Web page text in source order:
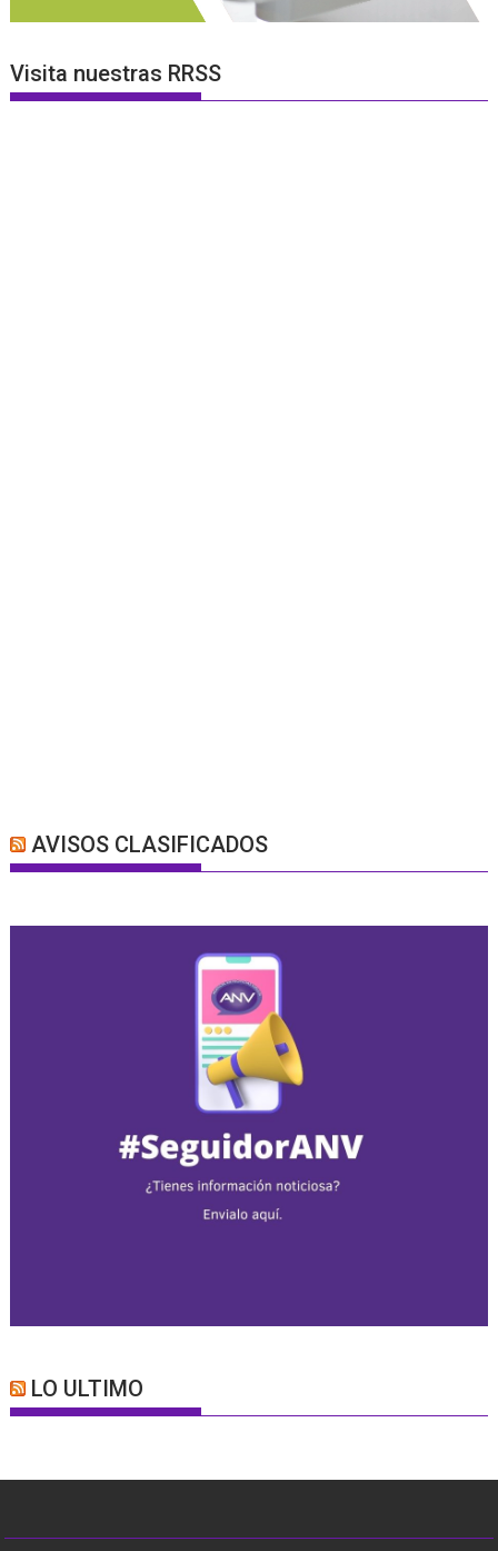
Visita nuestras RRSS
AVISOS CLASIFICADOS
LO ULTIMO